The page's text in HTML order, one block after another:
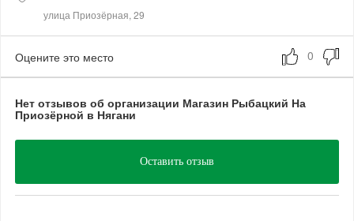
Оцените это место
Нет отзывов об организации Магазин Рыбацкий На
Приозёрной в Нягани
Оставить отзыв